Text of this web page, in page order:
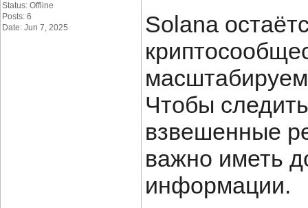
Status: Offline
Posts: 6
Date: Jun 7, 2025
Solana
Чтобы
взвешенные
важно иметь
информации.